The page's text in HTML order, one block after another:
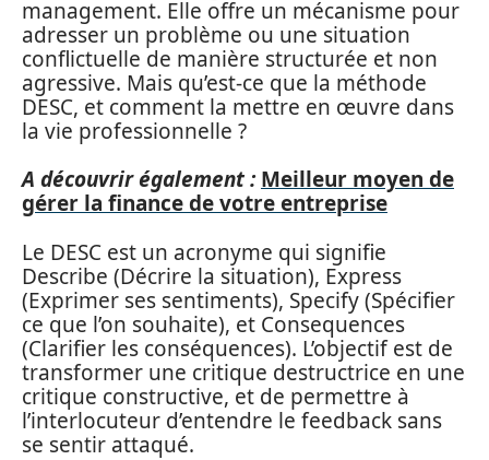
management. Elle offre un mécanisme pour
adresser un problème ou une situation
conflictuelle de manière structurée et non
agressive. Mais qu’est-ce que la méthode
DESC, et comment la mettre en œuvre dans
la vie professionnelle ?
A découvrir également : Meilleur moyen de
gérer la finance de votre entreprise
Le DESC est un acronyme qui signifie
Describe (Décrire la situation), Express
(Exprimer ses sentiments), Specify (Spécifier
ce que l’on souhaite), et Consequences
(Clarifier les conséquences). L’objectif est de
transformer une critique destructrice en une
critique constructive, et de permettre à
l’interlocuteur d’entendre le feedback sans
se sentir attaqué.